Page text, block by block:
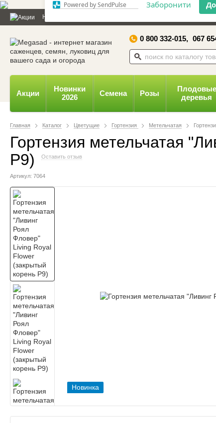
відправляти вам сповіщення на
робочий стіл.
Powered by SendPulse Заборонити
Новости и статьи
0 800 332-015, 067
Акции
Новинки
2026
Семена Розы
Плодовые
деревья
Главная Каталог Цветущие Гортензия Метельчатая
Гортензия метельчатая
Р9)
Оставить отзыв
Артикул: 7064
Новинка